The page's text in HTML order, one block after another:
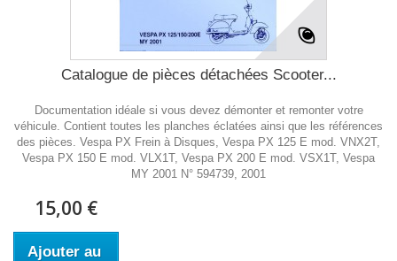
Catalogue de pièces détachées Scooter...
Documentation idéale si vous devez démonter et remonter votre
véhicule. Contient toutes les planches éclatées ainsi que les références
des pièces. Vespa PX Frein à Disques, Vespa PX 125 E mod. VNX2T,
Vespa PX 150 E mod. VLX1T, Vespa PX 200 E mod. VSX1T, Vespa
MY 2001 N° 594739, 2001
15,00 €
Ajouter au